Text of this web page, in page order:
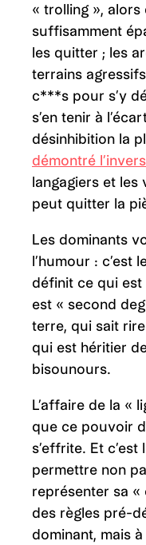
« trolling », alors
suffisamment
les quitter ; les
terrains
c***s pour s’y
s’en tenir à
désinhibition la
démontré
langagiers et
peut quitter la
Les dominants
l’humour : c’est
définit ce qui est
est « second
terre, qui sait
qui est héritier
bisounours.
L’affaire de la «
que ce pouvoir
s’effrite. Et c’est
permettre non
représenter sa «
des règles pré-
dominant, mais